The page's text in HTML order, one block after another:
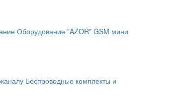
Оборудование "AZOR" GSM мини
Беспроводные комплекты и